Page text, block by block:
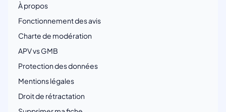
À propos
Fonctionnement des avis
Charte de modération
APV vs GMB
Protection des données
Mentions légales
Droit de rétractation